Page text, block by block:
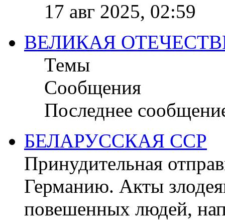
17 авг 2025, 02:59
ВЕЛИКАЯ
Темы
Сообщения
Последнее
БЕЛАРУССКАЯ ССР
Принудительная
Германию. Акты
повешенных людей,